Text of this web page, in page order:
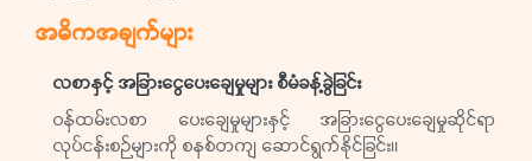
အဓိကအချက်များ
လစာနှင့် အခြားငွေပေးချေမှုများ စီမံခန့်ခွဲခြင်း
ဝန်ထမ်းလစာ ပေးချေမှုများနှင့် အခြားငွေပေးချေမှုဆိုင်ရာ
လုပ်ငန်းစဉ်များကို စနစ်တကျ ဆောင်ရွက်နိုင်ခြင်း။